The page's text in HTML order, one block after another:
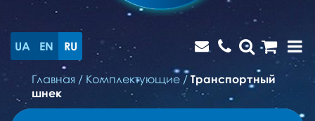
UA EN RU
Главная / Комплектующие / Транспортный
шнек